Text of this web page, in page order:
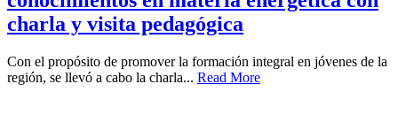
charla y visita pedagógica
Con el propósito de promover la formación integral en jóvenes de la
región, se llevó a cabo la charla... Read More